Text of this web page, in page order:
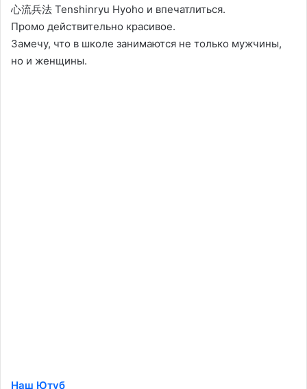
心流兵法 Tenshinryu Hyoho и впечатлиться.
Промо действительно красивое.
Замечу, что в школе занимаются не только мужчины,
но и женщины.
Наш Ютуб